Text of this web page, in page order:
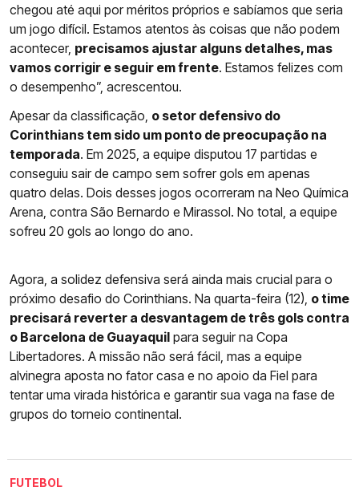
chegou até aqui por méritos próprios e sabíamos que seria
um jogo difícil. Estamos atentos às coisas que não podem
acontecer, precisamos ajustar alguns detalhes, mas
vamos corrigir e seguir em frente. Estamos felizes com
o desempenho”, acrescentou.
Apesar da classificação, o setor defensivo do
Corinthians tem sido um ponto de preocupação na
temporada. Em 2025, a equipe disputou 17 partidas e
conseguiu sair de campo sem sofrer gols em apenas
quatro delas. Dois desses jogos ocorreram na Neo Química
Arena, contra São Bernardo e Mirassol. No total, a equipe
sofreu 20 gols ao longo do ano.
Agora, a solidez defensiva será ainda mais crucial para o
próximo desafio do Corinthians. Na quarta-feira (12), o time
precisará reverter a desvantagem de três gols contra
o Barcelona de Guayaquil para seguir na Copa
Libertadores. A missão não será fácil, mas a equipe
alvinegra aposta no fator casa e no apoio da Fiel para
tentar uma virada histórica e garantir sua vaga na fase de
grupos do torneio continental.
FUTEBOL